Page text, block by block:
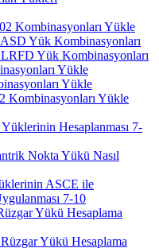
Kombinasyonları Yükle
Yük Kombinasyonları
Yük Kombinasyonları
Yükle
Yükle
Kombinasyonları Yükle
Hesaplanması 7-
Nokta Yükü Nasıl
ASCE ile
7-10
Yükü Hesaplama
Yükü Hesaplama